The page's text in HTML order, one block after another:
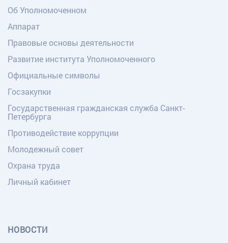
Об Уполномоченном
Аппарат
Правовые основы деятельности
Развитие института Уполномоченного
Официальные символы
Госзакупки
Государственная гражданская служба Санкт-
Петербурга
Противодействие коррупции
Молодежный совет
Охрана труда
Личный кабинет
НОВОСТИ